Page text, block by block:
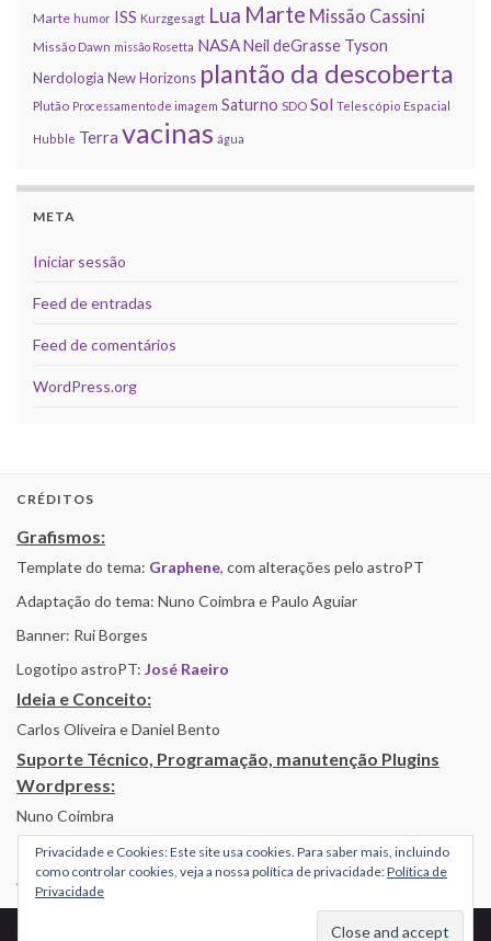
Marte humor ISS Kurzgesagt Lua Marte Missão Cassini
Missão Dawn missão Rosetta NASANeil deGrasse Tyson
Nerdologia New Horizons plantão da descoberta
Plutão Processamento de imagem Saturno SDO Sol Telescópio Espacial
Hubble Terra vacinas água
META
Iniciar sessão
Feed de entradas
Feed de comentários
WordPress.org
CRÉDITOS
Grafismos:
Template do tema: Graphene, com alterações pelo astroPT
Adaptação do tema: Nuno Coimbra e Paulo Aguiar
Banner: Rui Borges
Logotipo astroPT: José Raeiro
Ideia e Conceito:
Carlos Oliveira e Daniel Bento
Suporte Técnico, Programação, manutenção Plugins
Wordpress:
Nuno Coimbra
Alojamento por Simbiose
Privacidade e Cookies: Este site usa cookies. Para saber mais, incluindo
como controlar cookies, veja a nossa política de privacidade:Política de
Privacidade